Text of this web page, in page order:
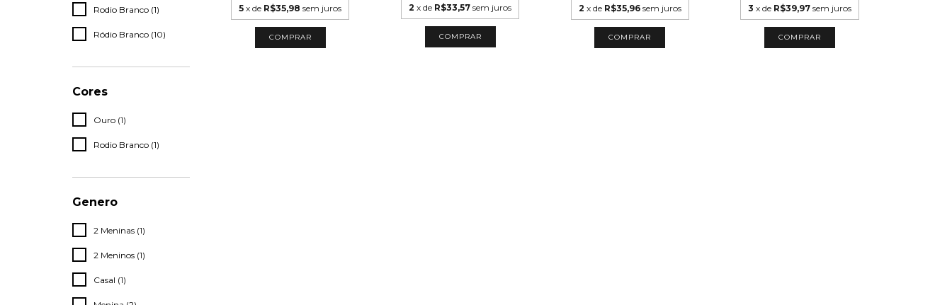
Rodio Branco (1)
Ródio Branco (10)
Cores
Ouro (1)
Rodio Branco (1)
Genero
2 Meninas (1)
2 Meninos (1)
Casal (1)
5 x de R$35,98 sem juros
COMPRAR
2 x de R$33,57 sem juros
COMPRAR
2 x de R$35,96 sem juros
COMPRAR
3 x de R$39,97 sem juros